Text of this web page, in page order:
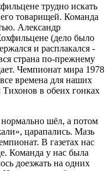
трудно искать
товарищей. Команда
Александр
(дело было
и расплакался -
страна по-прежнему
Чемпионат мира 1978
времена для наших
в обеих гонках
шёл, а потом
царапались. Мазь
В газетах нас
Команда у нас была
доезжать на одних